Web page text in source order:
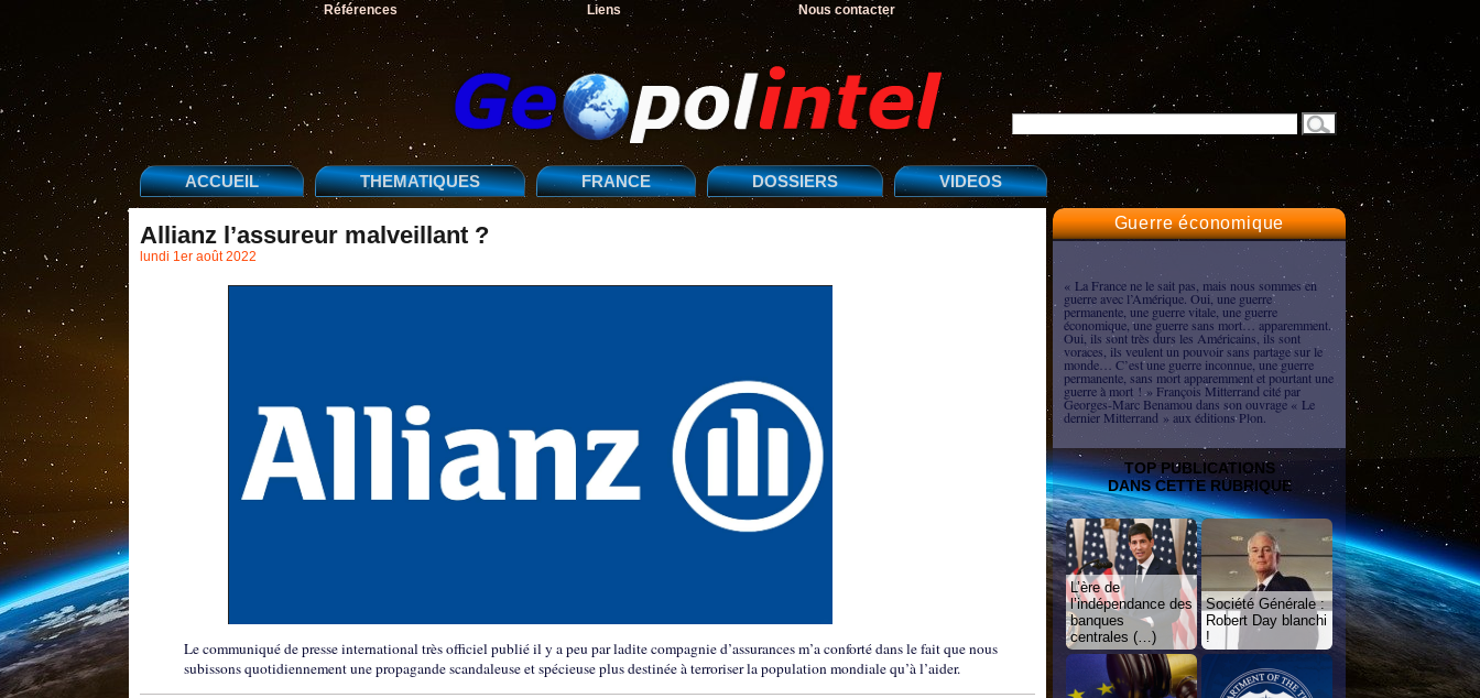
Références Liens Nous contacter
ACCUEIL THEMATIQUES FRANCE DOSSIERS VIDEOS
Allianz l’assureur malveillant ?
lundi 1er août 2022
Le communiqué de presse international très officiel publié il y a peu par ladite compagnie d’assurances m’a conforté dans le fait que nous
subissons quotidiennement une propagande scandaleuse et spécieuse plus destinée à terroriser la population mondiale qu’à l’aider.
Guerre économique
« La France ne le sait pas, mais nous sommes en
guerre avec l’Amérique. Oui, une guerre
permanente, une guerre vitale, une guerre
économique, une guerre sans mort… apparemment.
Oui, ils sont très durs les Américains, ils sont
voraces, ils veulent un pouvoir sans partage sur le
monde… C’est une guerre inconnue, une guerre
permanente, sans mort apparemment et pourtant une
guerre à mort ! » François Mitterrand cité par
Georges-Marc Benamou dans son ouvrage « Le
dernier Mitterrand » aux éditions Plon.
TOP PUBLICATIONS
DANS CETTE RUBRIQUE
L’ère de
l’indépendance des
banques
centrales (…)
Société Générale :
Robert Day blanchi
!